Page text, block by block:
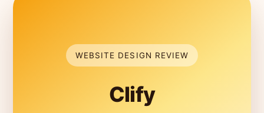
WEBSITE DESIGN REVIEW
Clify